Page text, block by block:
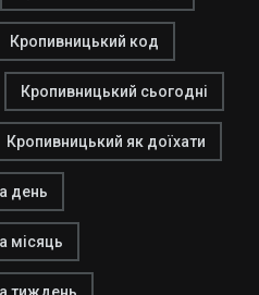
Кропивницький код
Кропивницький сьогодні
Кропивницький як доїхати
день
місяць
тиждень